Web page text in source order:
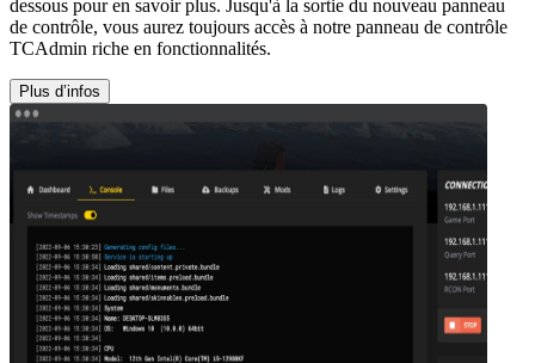
dessous pour en savoir plus. Jusqu'à la sortie du nouveau panneau
de contrôle, vous aurez toujours accès à notre panneau de contrôle
TCAdmin riche en fonctionnalités.
Plus d’infos